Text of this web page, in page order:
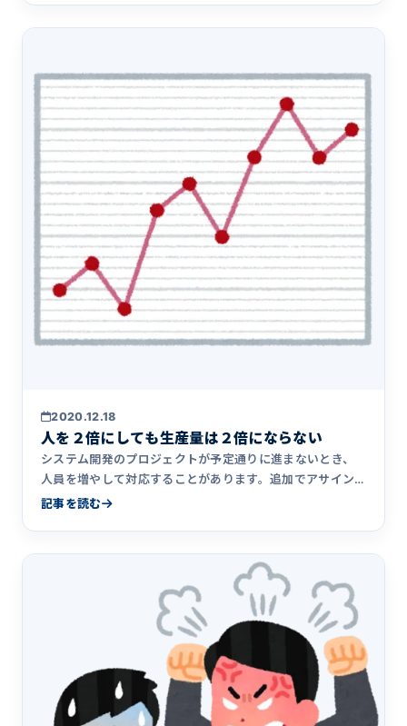
2020.12.18
人を２倍にしても生産量は２倍にならない
システム開発のプロジェクトが予定通りに進まないとき、
人員を増やして対応することがあります。追加でアサイン
されたメンバーは、特にプロジェクトに参画したばかりの
記事を読む